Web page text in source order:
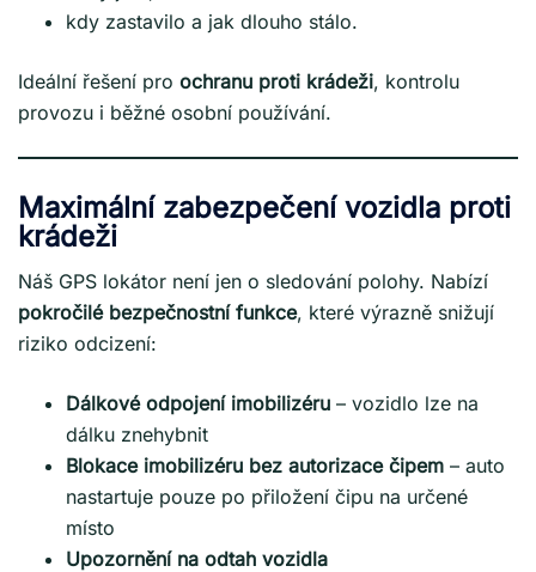
kdy zastavilo a jak dlouho stálo.
Ideální řešení pro ochranu proti krádeži, kontrolu
provozu i běžné osobní používání.
Maximální zabezpečení vozidla proti
krádeži
Náš GPS lokátor není jen o sledování polohy. Nabízí
pokročilé bezpečnostní funkce, které výrazně snižují
riziko odcizení:
Dálkové odpojení imobilizéru – vozidlo lze na
dálku znehybnit
Blokace imobilizéru bez autorizace čipem – auto
nastartuje pouze po přiložení čipu na určené
místo
Upozornění na odtah vozidla